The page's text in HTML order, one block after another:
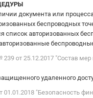
документа или
беспроводных
список авторизованных
от 25.12.2017 "Состав
удаленного
01.01.2018 "Безопасность